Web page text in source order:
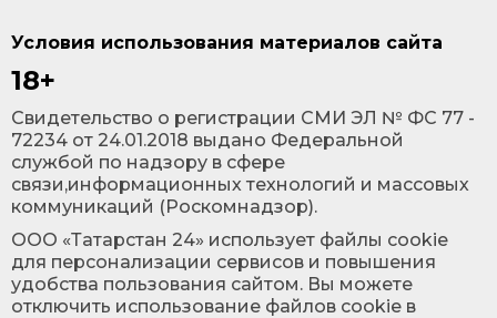
Условия использования материалов сайта
18+
Cвидетельство о регистрации СМИ ЭЛ № ФС 77 -
72234 от 24.01.2018 выдано Федеральной
службой по надзору в сфере
связи,информационных технологий и массовых
коммуникаций (Роскомнадзор).
ООО «Татарстан 24» использует файлы cookie
для персонализации сервисов и повышения
удобства пользования сайтом. Вы можете
отключить использование файлов cookie в